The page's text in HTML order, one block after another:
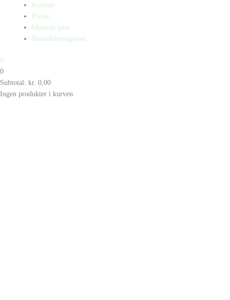
Kontakt
Presse
Manuskripter
Handelsbetingelser
0
0
Subtotal: kr. 0,00
Ingen produkter i kurven